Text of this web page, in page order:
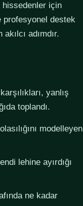
hissedenler için
profesyonel destek
adımdır.
yanlış
toplandı.
modelleyen
lehine ayırdığı
ne kadar